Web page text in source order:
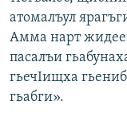
атомалъул
Амма нарт
пасалъи
гьечIищха
гьабги».